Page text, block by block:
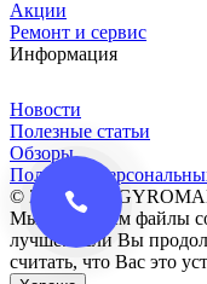
Акции
Ремонт и сервис
Информация
Новости
Полезные статьи
Обзоры
Политика
© 2016-2026
Мы сохраняем файлы
лучше. Если Вы
считать, что Вас это